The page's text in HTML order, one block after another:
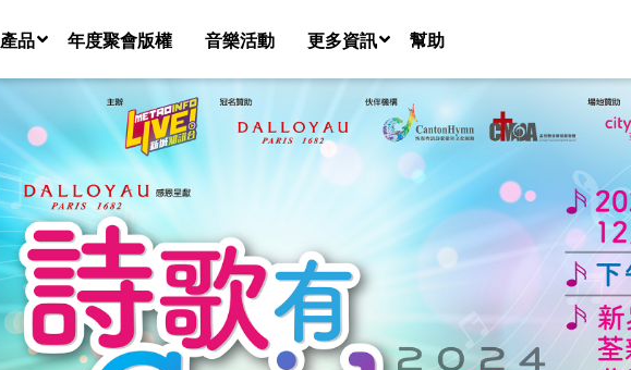
產品
音樂檔
樂譜
歌詞視頻
年度聚會版權 音樂活動 更多資訊
音樂團隊名錄
新聞
幫助